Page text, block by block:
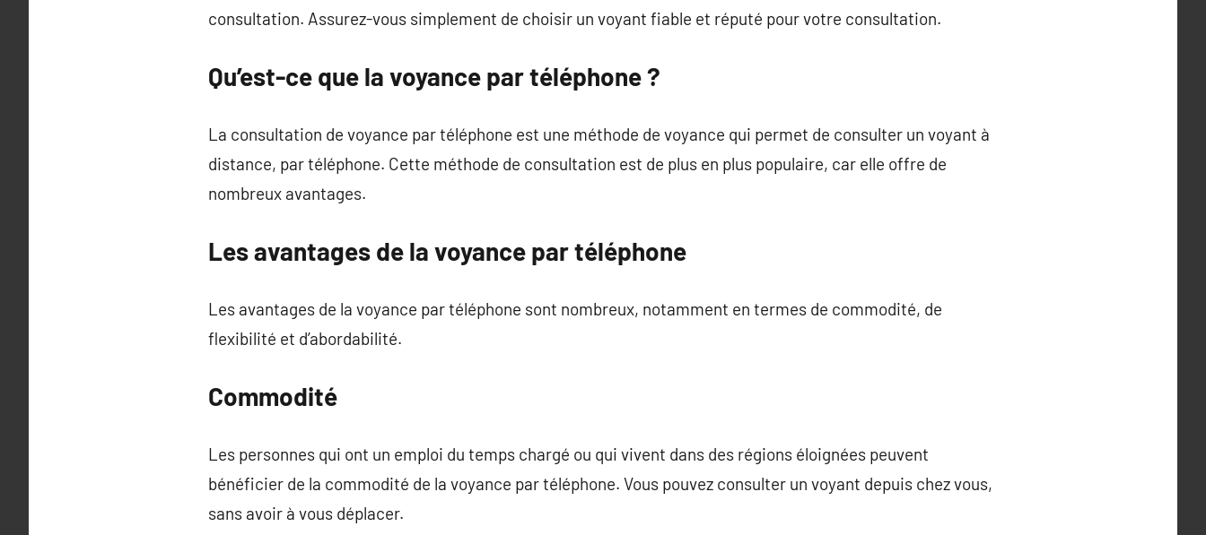
consultation. Assurez-vous simplement de choisir un voyant fiable et réputé pour votre consultation.
Qu’est-ce que la voyance par téléphone ?
La consultation de voyance par téléphone est une méthode de voyance qui permet de consulter un voyant à
distance, par téléphone. Cette méthode de consultation est de plus en plus populaire, car elle offre de
nombreux avantages.
Les avantages de la voyance par téléphone
Les avantages de la voyance par téléphone sont nombreux, notamment en termes de commodité, de
flexibilité et d’abordabilité.
Commodité
Les personnes qui ont un emploi du temps chargé ou qui vivent dans des régions éloignées peuvent
bénéficier de la commodité de la voyance par téléphone. Vous pouvez consulter un voyant depuis chez vous,
sans avoir à vous déplacer.